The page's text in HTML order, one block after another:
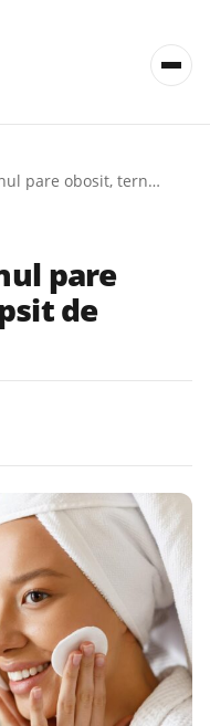
Ce să faci când tenul pare obosit, tern sau lipsit de prospețime
pare
de